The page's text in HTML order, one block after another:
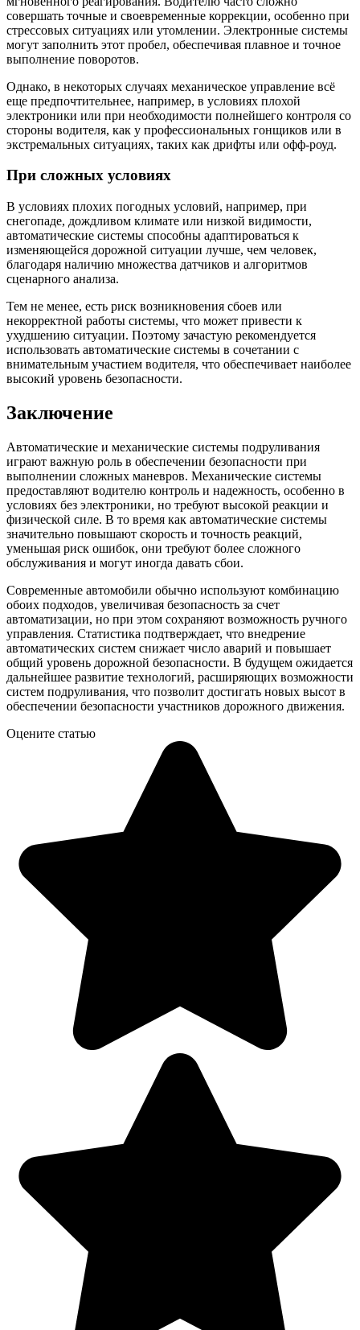
совершать точные и своевременные коррекции, особенно при
стрессовых ситуациях или утомлении. Электронные системы
могут заполнить этот пробел, обеспечивая плавное и точное
выполнение поворотов.
Однако, в некоторых случаях механическое управление всё
еще предпочтительнее, например, в условиях плохой
электроники или при необходимости полнейшего контроля со
стороны водителя, как у профессиональных гонщиков или в
экстремальных ситуациях, таких как дрифты или офф-роуд.
При сложных условиях
В условиях плохих погодных условий, например, при
снегопаде, дождливом климате или низкой видимости,
автоматические системы способны адаптироваться к
изменяющейся дорожной ситуации лучше, чем человек,
благодаря наличию множества датчиков и алгоритмов
сценарного анализа.
Тем не менее, есть риск возникновения сбоев или
некорректной работы системы, что может привести к
ухудшению ситуации. Поэтому зачастую рекомендуется
использовать автоматические системы в сочетании с
внимательным участием водителя, что обеспечивает наиболее
высокий уровень безопасности.
Заключение
Автоматические и механические системы подруливания
играют важную роль в обеспечении безопасности при
выполнении сложных маневров. Механические системы
предоставляют водителю контроль и надежность, особенно в
условиях без электроники, но требуют высокой реакции и
физической силе. В то время как автоматические системы
значительно повышают скорость и точность реакций,
уменьшая риск ошибок, они требуют более сложного
обслуживания и могут иногда давать сбои.
Современные автомобили обычно используют комбинацию
обоих подходов, увеличивая безопасность за счет
автоматизации, но при этом сохраняют возможность ручного
управления. Статистика подтверждает, что внедрение
автоматических систем снижает число аварий и повышает
общий уровень дорожной безопасности. В будущем ожидается
дальнейшее развитие технологий, расширяющих возможности
систем подруливания, что позволит достигать новых высот в
обеспечении безопасности участников дорожного движения.
Оцените статью